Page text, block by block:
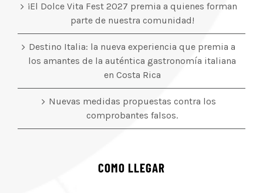
¡El Dolce Vita Fest 2027 premia a quienes forman
parte de nuestra comunidad!
Destino Italia: la nueva experiencia que premia a
los amantes de la auténtica gastronomía italiana
en Costa Rica
Nuevas medidas propuestas contra los
comprobantes falsos.
COMO LLEGAR